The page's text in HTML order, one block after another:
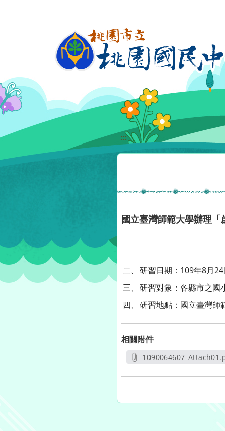
:::
國立臺灣師範大學辦理「
二、 研習日期：109年8月
三、 研習對象：各縣市之國
四、 研習地點：國立臺灣師
相關附件